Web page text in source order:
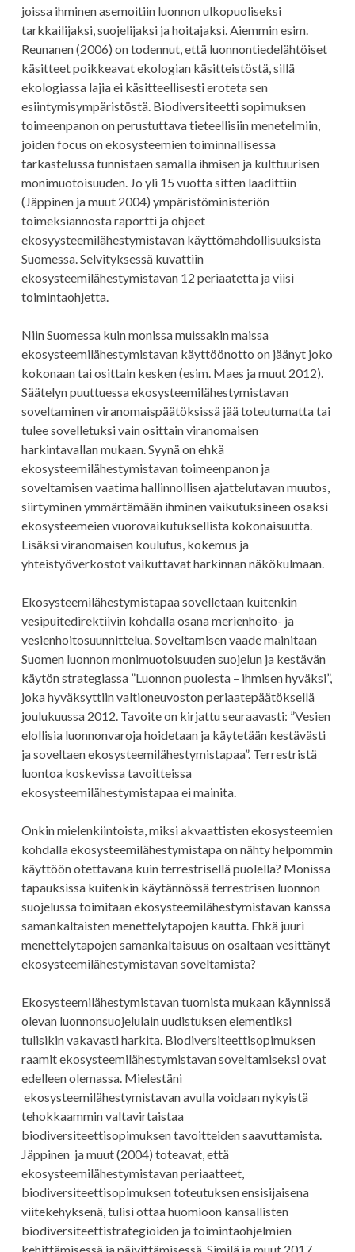
joissa ihminen asemoitiin luonnon ulkopuoliseksi
tarkkailijaksi, suojelijaksi ja hoitajaksi. Aiemmin esim.
Reunanen (2006) on todennut, että luonnontiedelähtöiset
käsitteet poikkeavat ekologian käsitteistöstä, sillä
ekologiassa lajia ei käsitteellisesti eroteta sen
esiintymisympäristöstä. Biodiversiteetti sopimuksen
toimeenpanon on perustuttava tieteellisiin menetelmiin,
joiden focus on ekosysteemien toiminnallisessa
tarkastelussa tunnistaen samalla ihmisen ja kulttuurisen
monimuotoisuuden. Jo yli 15 vuotta sitten laadittiin
(Jäppinen ja muut 2004) ympäristöministeriön
toimeksiannosta raportti ja ohjeet
ekosyysteemilähestymistavan käyttömahdollisuuksista
Suomessa. Selvityksessä kuvattiin
ekosysteemilähestymistavan 12 periaatetta ja viisi
toimintaohjetta.
Niin Suomessa kuin monissa muissakin maissa
ekosysteemilähestymistavan käyttöönotto on jäänyt joko
kokonaan tai osittain kesken (esim. Maes ja muut 2012).
Säätelyn puuttuessa ekosysteemilähestymistavan
soveltaminen viranomaispäätöksissä jää toteutumatta tai
tulee sovelletuksi vain osittain viranomaisen
harkintavallan mukaan. Syynä on ehkä
ekosysteemilähestymistavan toimeenpanon ja
soveltamisen vaatima hallinnollisen ajattelutavan muutos,
siirtyminen ymmärtämään ihminen vaikutuksineen osaksi
ekosysteemeien vuorovaikutuksellista kokonaisuutta.
Lisäksi viranomaisen koulutus, kokemus ja
yhteistyöverkostot vaikuttavat harkinnan näkökulmaan.
Ekosysteemilähestymistapaa sovelletaan kuitenkin
vesipuitedirektiivin kohdalla osana merienhoito- ja
vesienhoitosuunnittelua. Soveltamisen vaade mainitaan
Suomen luonnon monimuotoisuuden suojelun ja kestävän
käytön strategiassa ”Luonnon puolesta – ihmisen hyväksi”,
joka hyväksyttiin valtioneuvoston periaatepäätöksellä
joulukuussa 2012. Tavoite on kirjattu seuraavasti: ”Vesien
elollisia luonnonvaroja hoidetaan ja käytetään kestävästi
ja soveltaen ekosysteemilähestymistapaa”. Terrestristä
luontoa koskevissa tavoitteissa
ekosysteemilähestymistapaa ei mainita.
Onkin mielenkiintoista, miksi akvaattisten ekosysteemien
kohdalla ekosysteemilähestymistapa on nähty helpommin
käyttöön otettavana kuin terrestrisellä puolella? Monissa
tapauksissa kuitenkin käytännössä terrestrisen luonnon
suojelussa toimitaan ekosysteemilähestymistavan kanssa
samankaltaisten menettelytapojen kautta. Ehkä juuri
menettelytapojen samankaltaisuus on osaltaan vesittänyt
ekosysteemilähestymistavan soveltamista?
Ekosysteemilähestymistavan tuomista mukaan käynnissä
olevan luonnonsuojelulain uudistuksen elementiksi
tulisikin vakavasti harkita. Biodiversiteettisopimuksen
raamit ekosysteemilähestymistavan soveltamiseksi ovat
edelleen olemassa. Mielestäni
ekosysteemilähestymistavan avulla voidaan nykyistä
tehokkaammin valtavirtaistaa
biodiversiteettisopimuksen tavoitteiden saavuttamista.
Jäppinen ja muut (2004) toteavat, että
ekosysteemilähestymistavan periaatteet,
biodiversiteettisopimuksen toteutuksen ensisijaisena
viitekehyksenä, tulisi ottaa huomioon kansallisten
biodiversiteettistrategioiden ja toimintaohjelmien